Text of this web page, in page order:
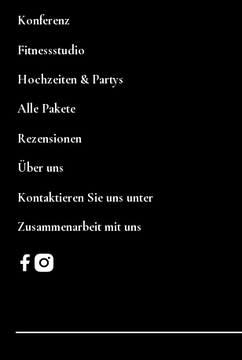
Konferenz
Fitnessstudio
Hochzeiten & Partys
Alle Pakete
Rezensionen
Über uns
Kontaktieren Sie uns unter
Zusammenarbeit mit uns